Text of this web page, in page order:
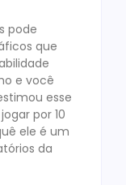
pode
que
e você
esse
por 10
ele é um
da